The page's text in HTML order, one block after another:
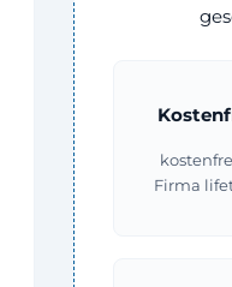
Firma